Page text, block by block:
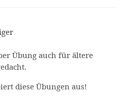
Übung auch für ältere
diese Übungen aus!